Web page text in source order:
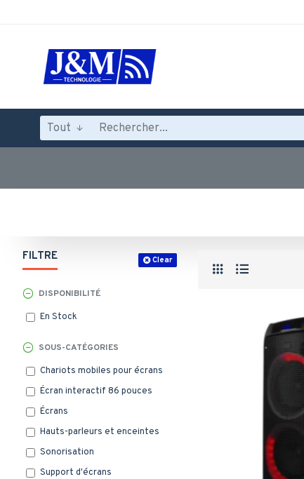
Tout
FILTRE Clear
SOUS-CATÉGORIES
Chariots mobiles pour écrans
Écran interactif 86 pouces
Écrans
Hauts-parleurs et enceintes
Sonorisation
Support d'écrans
DISPONIBILITÉ
En Stock